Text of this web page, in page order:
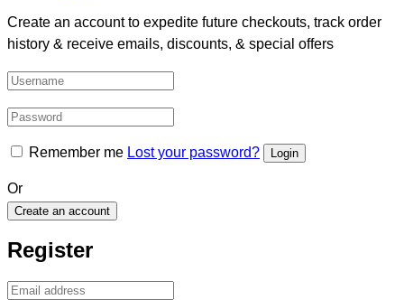
Create an account to expedite future checkouts, track order
history & receive emails, discounts, & special offers
Remember me Lost your password?
Or
Create an account
Register